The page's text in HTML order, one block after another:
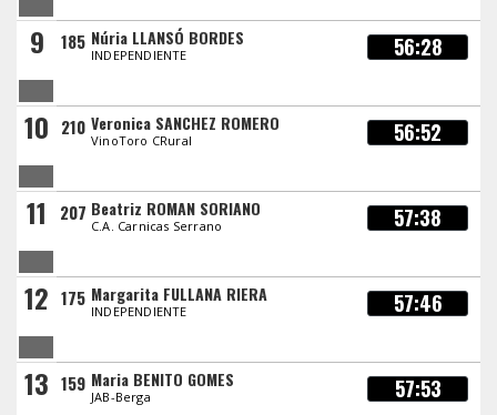
9 185 Núria LLANSÓ BORDES
INDEPENDIENTE 56:28
10 210 Veronica SANCHEZ ROMERO
VinoToro CRural 56:52
11 207 Beatriz ROMAN SORIANO
C.A. Carnicas Serrano 57:38
12 175 Margarita FULLANA RIERA
INDEPENDIENTE 57:46
13 159 Maria BENITO GOMES
JAB-Berga 57:53